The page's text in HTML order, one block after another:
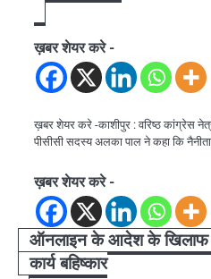
ख़बर शेयर करे -
ख़बर शेयर करे -काशीपुर : वरिष्ठ कांग्रेस
पीसीसी सदस्य अलका पाल ने कहा कि
ख़बर शेयर करे -
ऑनलाइन के आदेश के खिलाफ
कार्य बहिष्कार